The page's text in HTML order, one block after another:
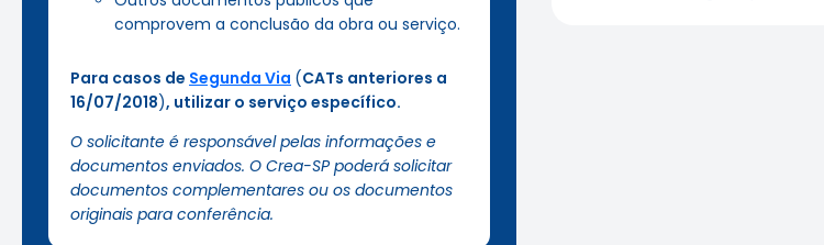
comprovem a conclusão da obra ou serviço.
Para casos de Segunda Via (CATs anteriores a
16/07/2018), utilizar o serviço específico.
O solicitante é responsável pelas informações e
documentos enviados. O Crea-SP poderá solicitar
documentos complementares ou os documentos
originais para conferência.